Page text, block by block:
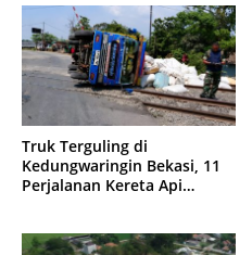
Truk Terguling di
Kedungwaringin Bekasi, 11
Perjalanan Kereta Api